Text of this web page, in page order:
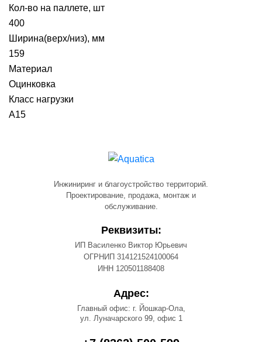
Кол-во на паллете, шт
400
Ширина(верх/низ), мм
159
Материал
Оцинковка
Класс нагрузки
А15
Инжиниринг и благоустройство территорий.
Проектирование, продажа, монтаж и
обслуживание.
Реквизиты:
ИП Василенко Виктор Юрьевич
ОГРНИП 314121524100064
ИНН 120501188408
Адрес:
Главный офис: г. Йошкар-Ола,
ул. Луначарского 99, офис 1